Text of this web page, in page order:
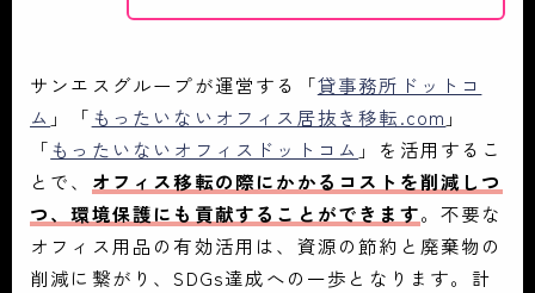
サンエスグループが運営する「貸事務所ドットコ
ム 」「 もったいないオフィス居抜き移転.com 」
「もったいないオフィスドットコム 」を活用するこ
とで、 オフィス移転の際にかかるコストを削減しつ
つ、環境保護にも貢献することができます。不要な
オフィス用品の有効活用は、資源の節約と廃棄物の
削減に繋がり、SDGs達成への一歩となります。計